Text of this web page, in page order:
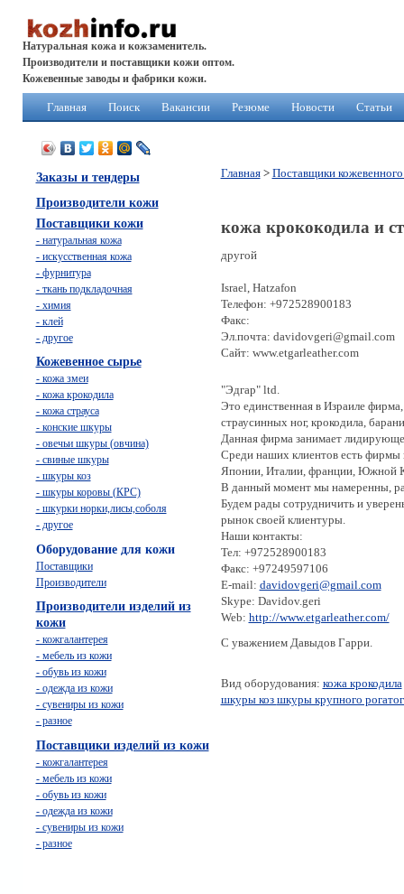
Натуральная кожа и кожзаменитель.
Производители и поставщики кожи оптом.
Кожевенные заводы и фабрики кожи.
Главная Поиск Вакансии Резюме Новости Статьи
Главная> Поставщики
кожа крококодила и
другой
Israel, Hatzafon
Телефон: +972528900183
Факс:
Эл.почта: davidovgeri@gmail.com
Сайт: www.etgarleather.com
"Эдгар" ltd.
Это единственная в Израиле
страусинных ног, крокодила,
Данная фирма занимает
Среди наших клиентов есть фирмы
Японии, Италии, франции, Южной
В данный момент мы намеренны,
Будем рады сотрудничить и
рынок своей клиентуры.
Наши контакты:
Тел: +972528900183
Факс: +97249597106
E-mail: davidovgeri@gmail.com
Skype: Davidov.geri
Web: http://www.etgarleather.com/
С уважением Давыдов Гарри.
Вид оборудования: кожа крокодила
шкуры коз шкуры крупного
Заказы и тендеры
Производители кожи
Поставщики кожи
- натуральная кожа
- искусственная кожа
- фурнитура
- ткань подкладочная
- химия
- клей
- другое
Кожевенное сырье
- кожа змеи
- кожа крокодила
- кожа страуса
- конские шкуры
- овечьи шкуры (овчина)
- свиные шкуры
- шкуры коз
- шкуры коровы (КРС)
- шкурки норки,лисы,соболя
- другое
Оборудование для кожи
Поставщики
Производители
Производители изделий из
кожи
- кожгалантерея
- мебель из кожи
- обувь из кожи
- одежда из кожи
- сувениры из кожи
- разное
Поставщики изделий из кожи
- кожгалантерея
- мебель из кожи
- обувь из кожи
- одежда из кожи
- сувениры из кожи
- разное